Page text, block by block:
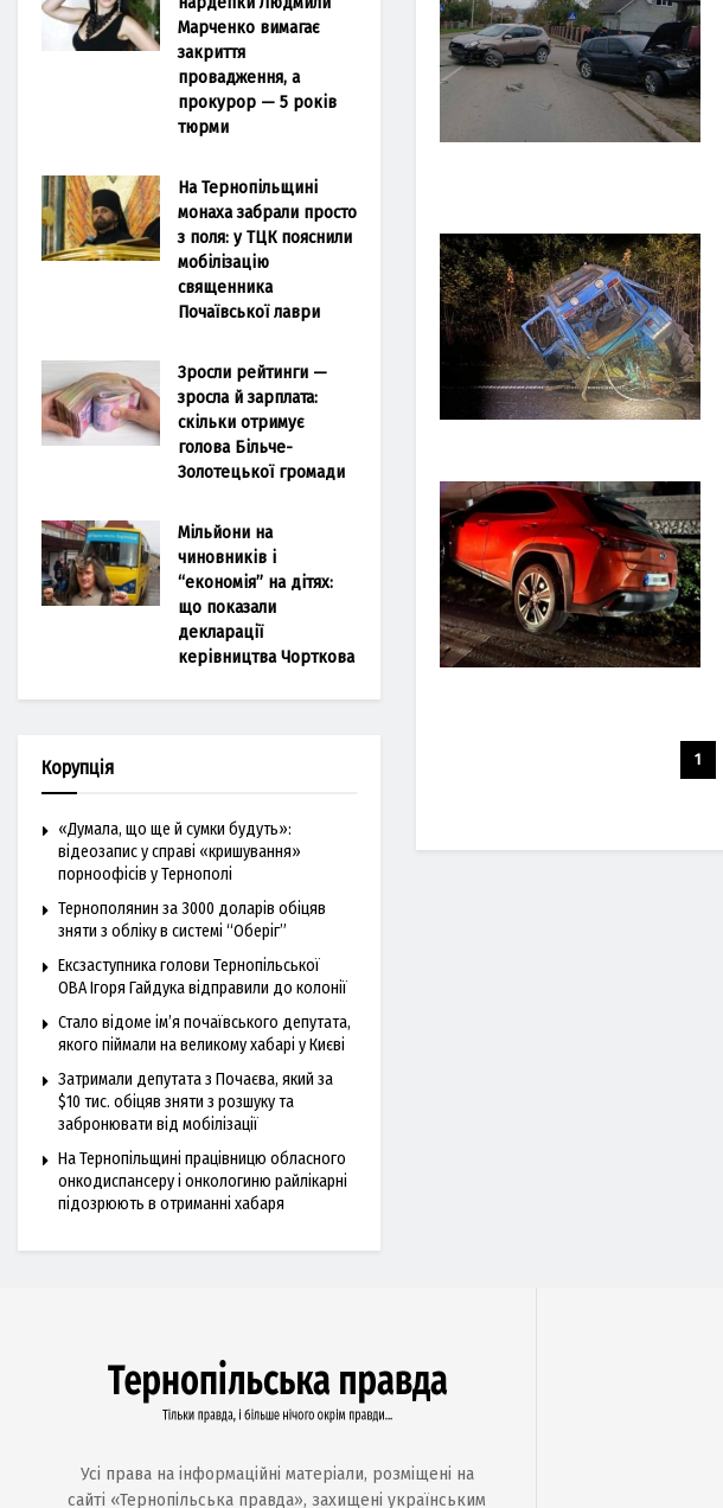
1
Марченко вимагає
закриття
провадження, а
прокурор — 5 років
тюрми
На Тернопільщині
монаха забрали просто
з поля: у ТЦК пояснили
мобілізацію
священника
Почаївської лаври
Зросли рейтинги —
зросла й зарплата:
скільки отримує
голова Більче-
Золотецької громади
Мільйони на
чиновників і
“економія” на дітях:
що показали
декларації
керівництва Чорткова
Корупція
«Думала, що ще й сумки будуть»:
відеозапис у справі «кришування»
порноофісів у Тернополі
Тернополянин за 3000 доларів обіцяв
зняти з обліку в системі “Оберіг”
Ексзаступника голови Тернопільської
ОВА Ігоря Гайдука відправили до колонії
Стало відоме ім’я почаївського депутата,
якого піймали на великому хабарі у Києві
Затримали депутата з Почаєва, який за
$10 тис. обіцяв зняти з розшуку та
забронювати від мобілізації
На Тернопільщині працівницю обласного
онкодиспансеру і онкологиню райлікарні
підозрюють в отриманні хабаря
Усі права на інформаційні матеріали, розміщені на
сайті «Тернопільська правда», захищені українським